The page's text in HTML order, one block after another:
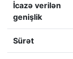
İcazə verilən
genişlik
Sürət